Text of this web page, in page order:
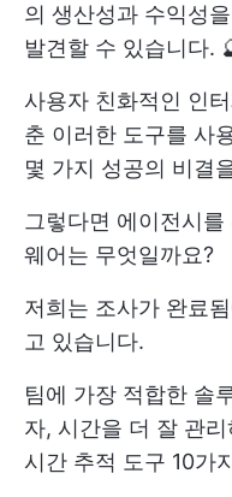
의 생산성과 수익성
발견할 수 있습니다.
사용자 친화적인 인
춘 이러한 도구를 사
몇 가지 성공의 비결
그렇다면 에이전시
웨어는 무엇일까요?
저희는 조사가 완료
고 있습니다.
팀에 가장 적합한 솔
자, 시간을 더 잘 관
시간 추적 도구 10가